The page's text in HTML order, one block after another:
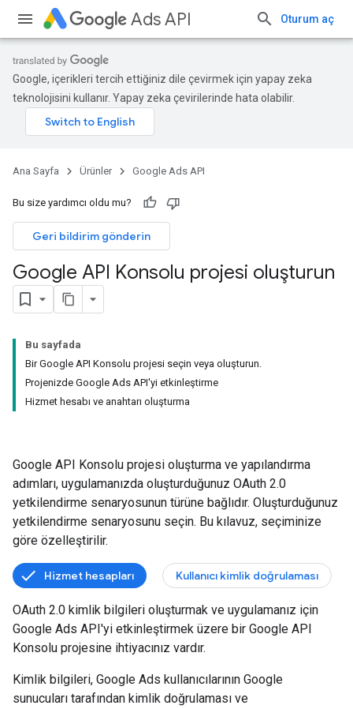
Ads API Oturum aç
Google, içerikleri tercih ettiğiniz dile çevirmek için yapay zeka
teknolojisini kullanır. Yapay zeka çevirilerinde hata olabilir.
Ana Sayfa Ürünler Google Ads API
Bu size yardımcı oldu mu?
Geri bildirim gönderin
Google API Konsolu projesi oluşturun
Bu sayfada
Bir Google API Konsolu projesi seçin veya oluşturun.
Projenizde Google Ads API'yi etkinleştirme
Hizmet hesabı ve anahtarı oluşturma
Google API Konsolu projesi oluşturma ve yapılandırma
adımları, uygulamanızda oluşturduğunuz OAuth 2.0
yetkilendirme senaryosunun türüne bağlıdır. Oluşturduğunuz
yetkilendirme senaryosunu seçin. Bu kılavuz, seçiminize
göre özelleştirilir.
Hizmet hesapları Kullanıcı kimlik doğrulaması
OAuth 2.0 kimlik bilgileri oluşturmak ve uygulamanız için
Google Ads API'yi etkinleştirmek üzere bir Google API
Konsolu projesine ihtiyacınız vardır.
Kimlik bilgileri, Google Ads kullanıcılarının Google
sunucuları tarafından kimlik doğrulaması ve